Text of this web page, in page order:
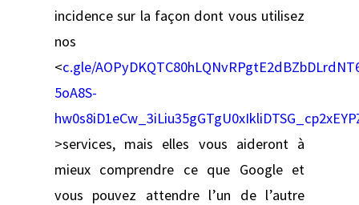
incidence sur la façon dont vous utilisez
nos
<c.gle/
5oA8S-
>services, mais elles vous aideront à
mieux comprendre ce que Google et
vous pouvez attendre l’un de l’autre